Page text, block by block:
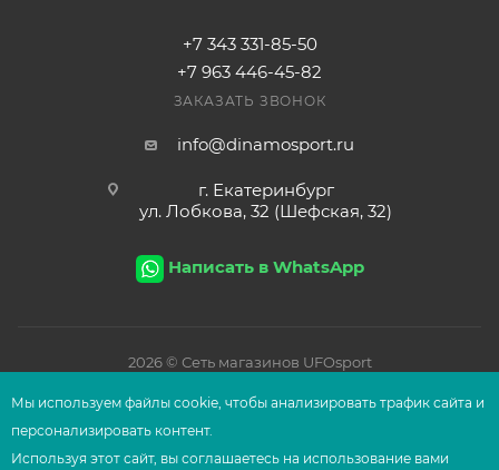
+7 343 331-85-50
+7 963 446-45-82
ЗАКАЗАТЬ ЗВОНОК
info@dinamosport.ru
г. Екатеринбург
ул. Лобкова, 32 (Шефская, 32)
Написать в WhatsApp
2026© Сеть магазинов UFOsport
Мы используем файлы сооkіе, чтобы анализировать трафик сайта и
персонализировать контент.
Используя этот сайт, вы соглашаетесь на использование вами